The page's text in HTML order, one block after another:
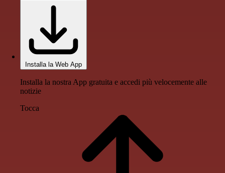
Installa la Web App
Installa la nostra App gratuita e accedi più velocemente alle
notizie
Tocca